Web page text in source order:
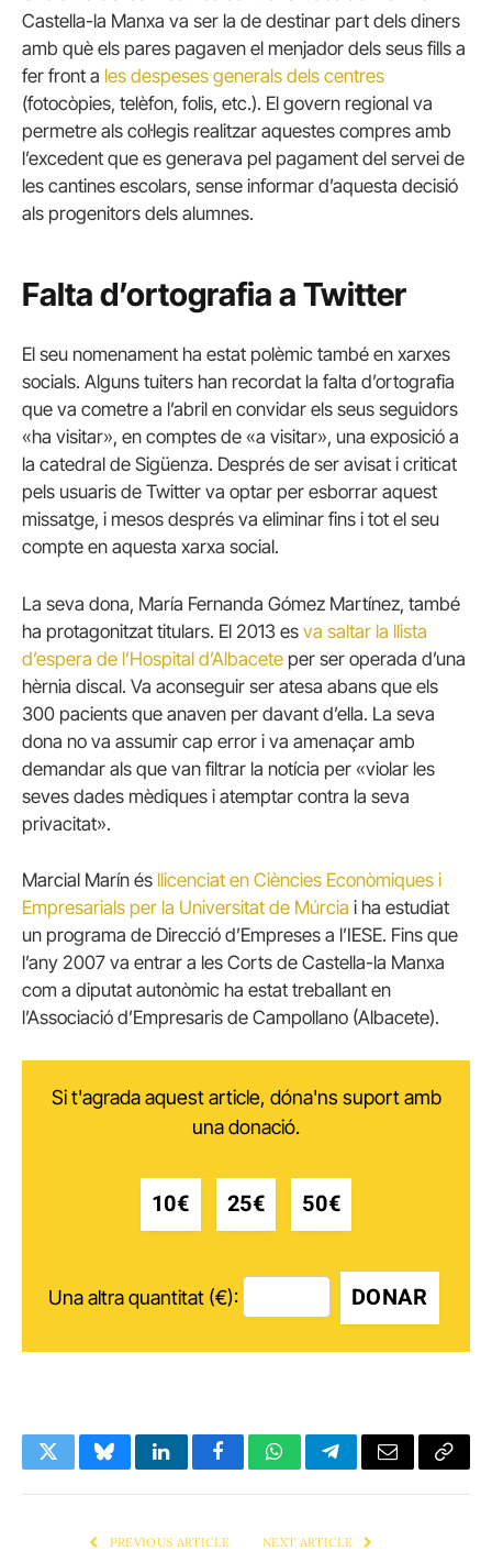
Castella-la Manxa va ser la de destinar part dels diners
amb què els pares pagaven el menjador dels seus fills a
fer front a les despeses generals dels centres
(fotocòpies, telèfon, folis, etc.). El govern regional va
permetre als col·legis realitzar aquestes compres amb
l’excedent que es generava pel pagament del servei de
les cantines escolars, sense informar d’aquesta decisió
als progenitors dels alumnes.
Falta d’ortografia a Twitter
El seu nomenament ha estat polèmic també en xarxes
socials. Alguns tuiters han recordat la falta d’ortografia
que va cometre a l’abril en convidar els seus seguidors
«ha visitar», en comptes de «a visitar», una exposició a
la catedral de Sigüenza. Després de ser avisat i criticat
pels usuaris de Twitter va optar per esborrar aquest
missatge, i mesos després va eliminar fins i tot el seu
compte en aquesta xarxa social.
La seva dona, María Fernanda Gómez Martínez, també
ha protagonitzat titulars. El 2013 es va saltar la llista
d’espera de l’Hospital d’Albacete per ser operada d’una
hèrnia discal. Va aconseguir ser atesa abans que els
300 pacients que anaven per davant d’ella. La seva
dona no va assumir cap error i va amenaçar amb
demandar als que van filtrar la notícia per «violar les
seves dades mèdiques i atemptar contra la seva
privacitat».
Marcial Marín és llicenciat en Ciències Econòmiques i
Empresarials per la Universitat de Múrcia i ha estudiat
un programa de Direcció d’Empreses a l’IESE. Fins que
l’any 2007 va entrar a les Corts de Castella-la Manxa
com a diputat autonòmic ha estat treballant en
l’Associació d’Empresaris de Campollano (Albacete).
Si t'agrada aquest article, dóna'ns suport amb
una donació.
10€ 25€ 50€
Una altra quantitat (€): DONAR
TwitterBlueskyLinkedInFacebookWhatsAppTelegramEmail Copy
PREVIOUS ARTICLE NEXT ARTICLE